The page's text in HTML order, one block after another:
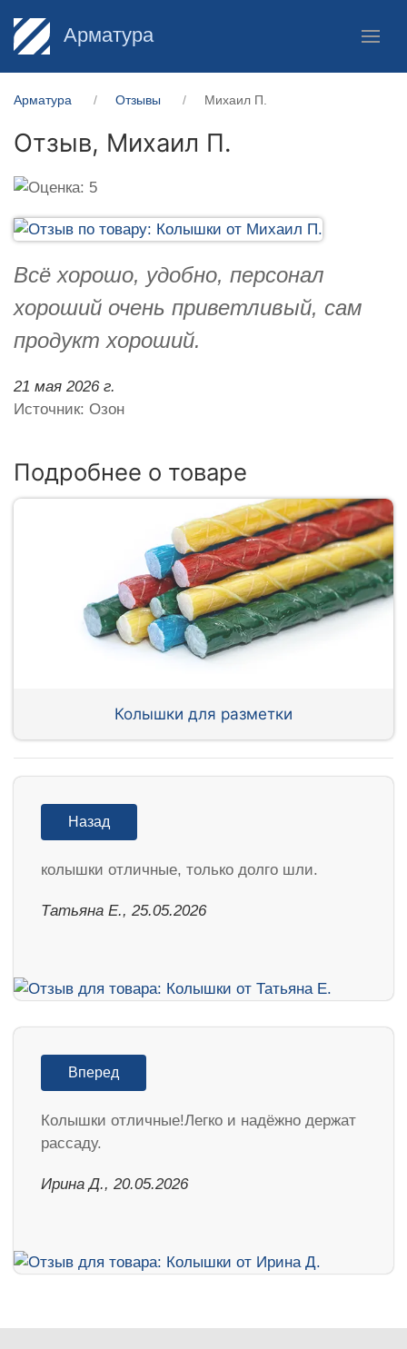
Арматура
Арматура Отзывы Михаил П.
Отзыв, Михаил П.
Всё хорошо, удобно, персонал
хороший очень приветливый, сам
продукт хороший.
21 мая 2026 г.
Источник: Озон
Подробнее о товаре
Колышки для разметки
Назад
колышки отличные, только долго шли.
Татьяна Е., 25.05.2026
Вперед
Колышки отличные!Легко и надёжно держат
рассаду.
Ирина Д., 20.05.2026